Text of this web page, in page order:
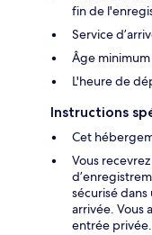
fin de
Service
Âge
L'heure de
Instructions
Cet
Vous
sécurisé
arrivée. Vous
entrée privée.